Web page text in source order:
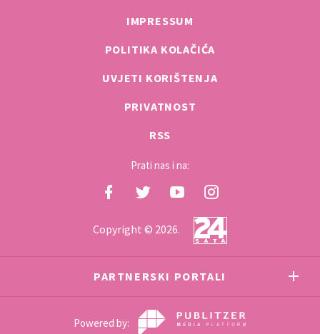
IMPRESSUM
POLITIKA KOLAČIĆA
UVJETI KORIŠTENJA
PRIVATNOST
RSS
Prati nas i na:
Copyright © 2026.
PARTNERSKI PORTALI
Powered by: